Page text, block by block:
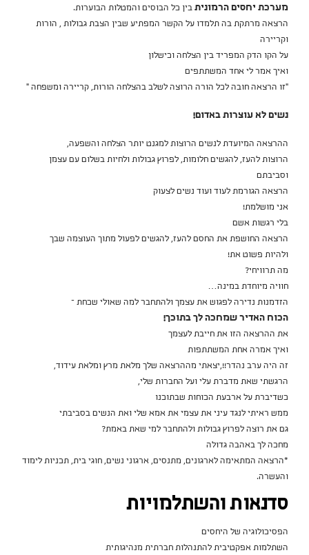
מערכת יחסים הרמוניתבין כל הבוסים והמטלות הבוערות.
הרצאה מרתקת בה תלמדו על הקשר המפתיע שבין הצבת גבולות , הורות
וקריירה
על הקו הדק המפריד בין הצלחה וכישלון
ואיך אמר לי אחד המשתתפים
"זו הרצאה חובה לכל הורה הרוצה לשלב בהצלחה הורות, קריירה ומשפחה "
נשים לא עוצרות באדום!
ההרצאה המיועדת לנשים הרוצות למגנט יותר הצלחה והשפעה,
הרוצות להעז, להגשים חלומות, לפרוץ גבולות ולחיות בשלום עם עצמן
וסביבתם
הרצאה הגורמת לעוד ועוד נשים לצעוק
אני מושלמת!
בלי רגשות אשם
הרצאה החושפת את החסם להעז, להגשים לפעול מתוך העוצמה שבך
ולהיות פשוט את!
מה תרוויחי?
חוויה מיוחדת במינה…
הזדמנות נדירה לפגוש את עצמך ולהתחבר למה שאולי שכחת –
הכוח האדיר שמחכה לך בתוכך!
את ההרצאה הזו את חייבת לעצמך
ואיך אמרה אחת המשתתפות
זה היה ערב נהדר!!,יצאתי מההרצאה שלך מלאת מרץ ומלאת עידוד,
הרגשתי שאת מדברת עלי ועל החברות שלי,
כשדיברת על ארבעת הכוחות שבתוכנו
ממש ראיתי לנגד עיני את עצמי את אמא שלי ואת הנשים בסביבתי
גם את רוצה לפרוץ גבולות ולהתחבר למי שאת באמת?
מחכה לך באהבה גדולה
*הרצאה המתאימה לארגונים, מתנסים, ארגוני נשים, חוגי בית, תכניות לימוד
והעשרה.
סדנאות והשתלמויות
הפסיכולוגיה של היחסים
השתלמות אפקטיבית להתנהלות חברתית מנהיגותית